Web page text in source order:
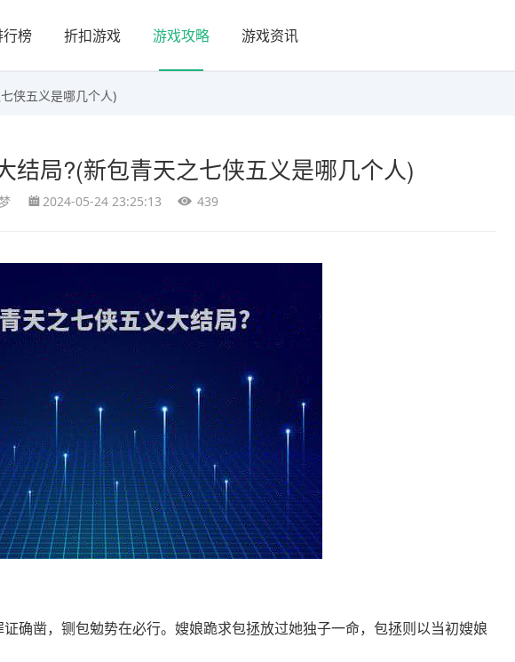
行榜 折扣游戏 游戏攻略 游戏资讯
侠五义是哪几个人)
结局?(新包青天之七侠五义是哪几个人)
2024-05-24 23:25:13 439
确凿，铡包勉势在必行。嫂娘跪求包拯放过她独子一命，包拯则以当初嫂娘